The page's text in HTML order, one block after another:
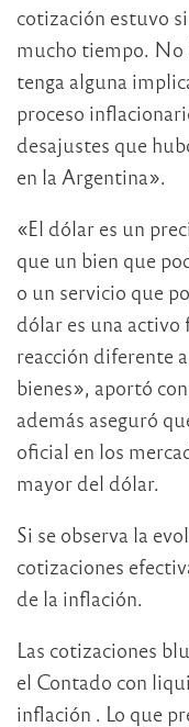
cotización estuvo
mucho tiempo. No
tenga alguna
proceso
desajustes que
en la Argentina».
«El dólar es un
que un bien que
o un servicio que
dólar es una
reacción diferente
bienes», aportó
además aseguró
oficial en los
mayor del dólar.
Si se observa la
cotizaciones
de la inflación.
Las cotizaciones
el Contado con
inflación . Lo que